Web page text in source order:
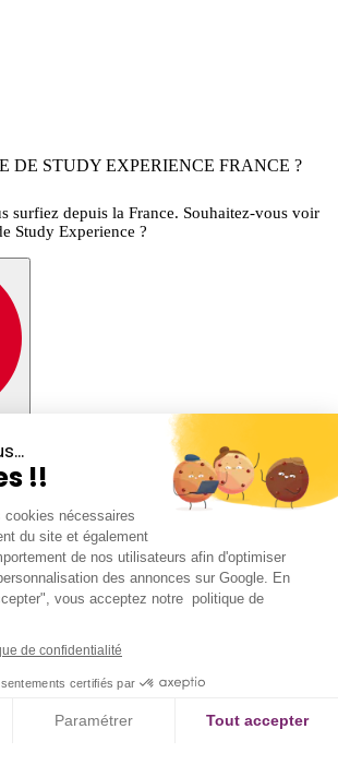
!!
nécessaires
du site et également
de nos utilisateurs afin d'optimiser
des annonces sur Google. En
vous acceptez notre politique de
de confidentialité
certifiés par
Paramétrer Tout accepter
DE STUDY EXPERIENCE FRANCE ?
surfiez depuis la France. Souhaitez-vous voir
Study Experience ?